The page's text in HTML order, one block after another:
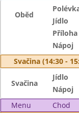
Oběd
Jídlo
Příloha
Nápoj
Svačina (14:30 -
Svačina
Jídlo
Nápoj
Menu
Chod